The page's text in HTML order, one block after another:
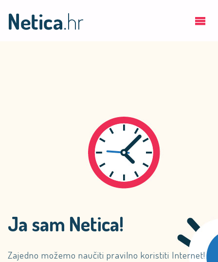
Ja sam Netica!
Zajedno možemo naučiti pravilno koristiti Internet!